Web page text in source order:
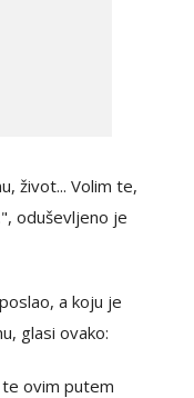
život... Volim te,
oduševljeno je
a koju je
glasi ovako:
te ovim putem